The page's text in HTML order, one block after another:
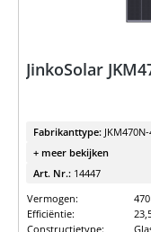
JinkoSolar
Fabrikanttype:
+ meer bekijken
Art. Nr.: 14447
Vermogen:
Efficiëntie:
Constructietype: